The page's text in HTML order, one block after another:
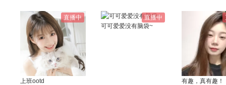
直播中
上班ootd
直播中
可可爱爱没有脑袋~
有趣，真有趣！